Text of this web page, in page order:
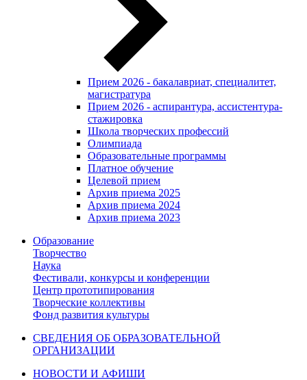
Прием 2026 - бакалавриат, специалитет,
магистратура
Прием 2026 - аспирантура, ассистентура-
стажировка
Школа творческих профессий
Олимпиада
Образовательные программы
Платное обучение
Целевой прием
Архив приема 2025
Архив приема 2024
Архив приема 2023
Образование
Творчество
Наука
Фестивали, конкурсы и конференции
Центр прототипирования
Творческие коллективы
Фонд развития культуры
СВЕДЕНИЯ ОБ ОБРАЗОВАТЕЛЬНОЙ
ОРГАНИЗАЦИИ
НОВОСТИ И АФИШИ